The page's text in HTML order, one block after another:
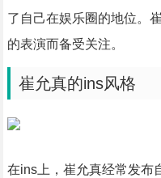
了自己在娱乐圈的地位。
的表演而备受关注。
崔允真的ins风格
在ins上，崔允真经常发布